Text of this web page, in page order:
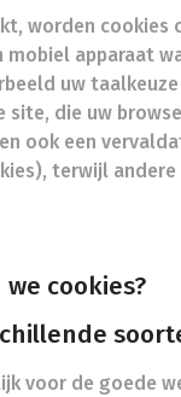
worden
mobiel apparaat
uw
die uw
ook een
terwijl
cookies?
voor de goede